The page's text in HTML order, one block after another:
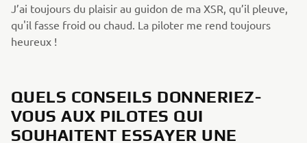
J’ai toujours du plaisir au guidon de ma XSR, qu’il pleuve,
qu'il fasse froid ou chaud. La piloter me rend toujours
heureux !
QUELS CONSEILS DONNERIEZ-
VOUS AUX PILOTES QUI
SOUHAITENT ESSAYER UNE